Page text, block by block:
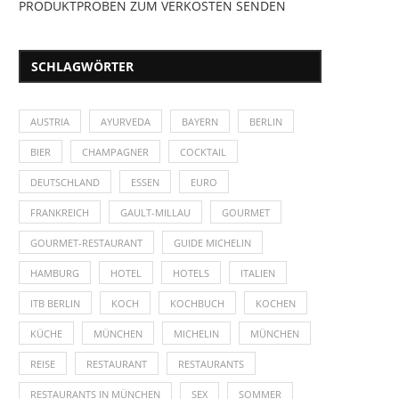
PRODUKTPROBEN ZUM VERKOSTEN SENDEN
SCHLAGWÖRTER
AUSTRIA AYURVEDA BAYERN BERLIN
BIER CHAMPAGNER COCKTAIL
DEUTSCHLAND ESSEN EURO
FRANKREICH GAULT-MILLAU GOURMET
GOURMET-RESTAURANT GUIDE MICHELIN
HAMBURG HOTEL HOTELS ITALIEN
ITB BERLIN KOCH KOCHBUCH KOCHEN
KÜCHE MÜNCHEN MICHELIN MÜNCHEN
REISE RESTAURANT RESTAURANTS
RESTAURANTS IN MÜNCHEN SEX SOMMER